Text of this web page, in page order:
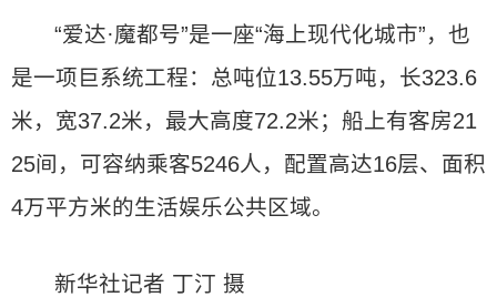
“爱达·魔都号”是一座“海上现代化城市”，也
是一项巨系统工程：总吨位13.55万吨，长323.6
米，宽37.2米，最大高度72.2米；船上有客房21
25间，可容纳乘客5246人，配置高达16层、面积
4万平方米的生活娱乐公共区域。
新华社记者 丁汀 摄